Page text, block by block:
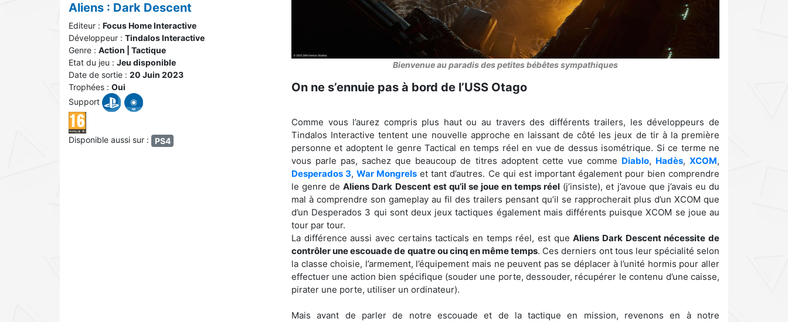
Aliens : Dark Descent
Editeur : Focus Home Interactive
Développeur : Tindalos Interactive
Genre : Action | Tactique
Etat du jeu : Jeu disponible
Date de sortie : 20 Juin 2023
Trophées : Oui
Support
Disponible aussi sur : PS4
Bienvenue au paradis des petites bébêtes sympathiques
On ne s’ennuie pas à bord de l’USS Otago
Comme vous l’aurez compris plus haut ou au travers des différents trailers, les développeurs de
Tindalos Interactive tentent une nouvelle approche en laissant de côté les jeux de tir à la première
personne et adoptent le genre Tactical en temps réel en vue de dessus isométrique. Si ce terme ne
vous parle pas, sachez que beaucoup de titres adoptent cette vue comme Diablo, Hadès,XCOM,
Desperados 3,War Mongrels et tant d’autres. Ce qui est important également pour bien comprendre
le genre deAliens Dark Descent est qu’il se joue en temps réel (j’insiste), et j’avoue que j’avais eu du
mal à comprendre son gameplay au fil des trailers pensant qu’il se rapprocherait plus d’un XCOM que
d’un Desperados 3 qui sont deux jeux tactiques également mais différents puisque XCOM se joue au
tour par tour.
La différence aussi avec certains tacticals en temps réel, est queAliens Dark Descent nécessite de
contrôler une escouade de quatre ou cinq en même temps. Ces derniers ont tous leur spécialité selon
la classe choisie, l’armement, l’équipement mais ne peuvent pas se déplacer à l’unité hormis pour aller
effectuer une action bien spécifique (souder une porte, dessouder, récupérer le contenu d’une caisse,
pirater une porte, utiliser un ordinateur).
Mais avant de parler de notre escouade et de la tactique en mission, revenons en à notre